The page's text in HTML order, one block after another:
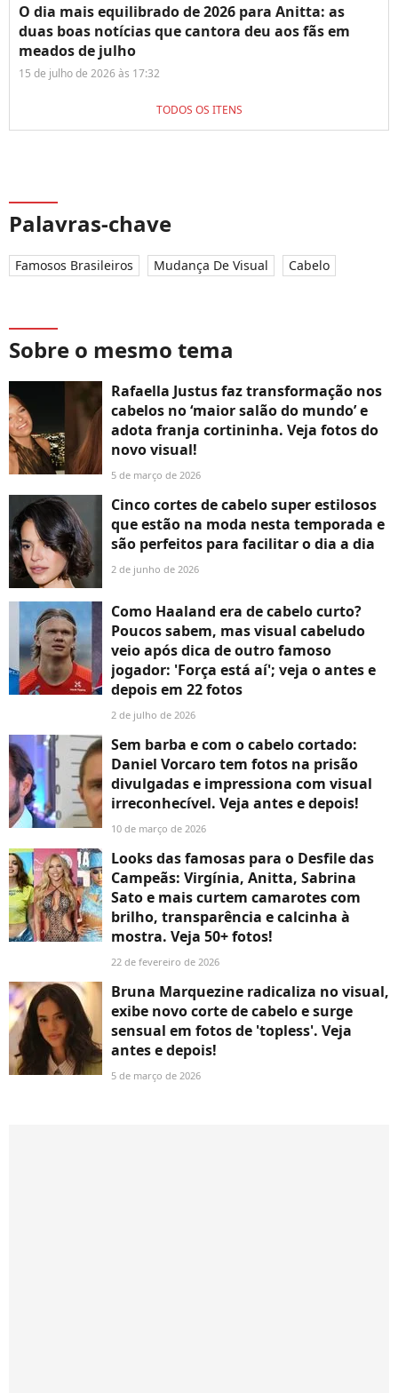
O dia mais equilibrado de 2026 para Anitta: as
duas boas notícias que cantora deu aos fãs em
meados de julho
15 de julho de 2026 às 17:32
TODOS OS ITENS
Palavras-chave
Famosos Brasileiros Mudança De Visual Cabelo
Sobre o mesmo tema
Rafaella Justus faz transformação nos
cabelos no ‘maior salão do mundo’ e
adota franja cortininha. Veja fotos do
novo visual!
5 de março de 2026
Cinco cortes de cabelo super estilosos
que estão na moda nesta temporada e
são perfeitos para facilitar o dia a dia
2 de junho de 2026
Como Haaland era de cabelo curto?
Poucos sabem, mas visual cabeludo
veio após dica de outro famoso
jogador: 'Força está aí'; veja o antes e
depois em 22 fotos
2 de julho de 2026
Sem barba e com o cabelo cortado:
Daniel Vorcaro tem fotos na prisão
divulgadas e impressiona com visual
irreconhecível. Veja antes e depois!
10 de março de 2026
Looks das famosas para o Desfile das
Campeãs: Virgínia, Anitta, Sabrina
Sato e mais curtem camarotes com
brilho, transparência e calcinha à
mostra. Veja 50+ fotos!
22 de fevereiro de 2026
Bruna Marquezine radicaliza no visual,
exibe novo corte de cabelo e surge
sensual em fotos de 'topless'. Veja
antes e depois!
5 de março de 2026